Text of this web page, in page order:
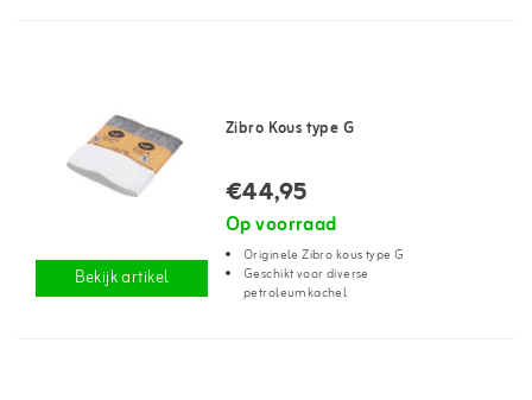
Bekijk artikel
Zibro Kous type G
€44,95
Op voorraad
Originele Zibro kous type G
Geschikt voor diverse
petroleumkachel